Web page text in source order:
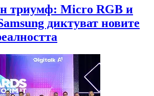
триумф: Micro RGB и
диктуват новите